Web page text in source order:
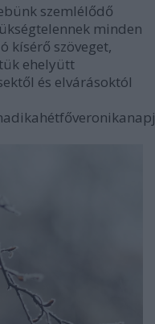
szemlélődő
minden
kísérő szöveget,
ehelyütt
és elvárásoktól